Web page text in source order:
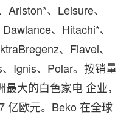
、Leisure、
、Hitachi*、
、Flavel、
Ignis、Polar。按销量
大的白色家电 企业，
亿欧元。Beko 在全球